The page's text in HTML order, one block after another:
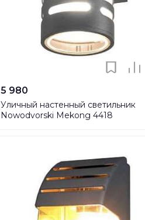
5 980
Уличный настенный светильник
Nowodvorski Mekong 4418